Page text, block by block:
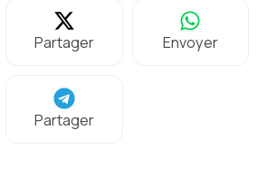
Partager Envoyer
Partager